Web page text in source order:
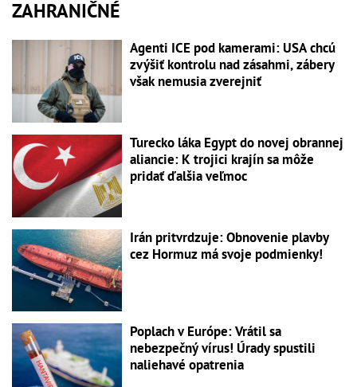
ZAHRANIČNÉ
Agenti ICE pod kamerami: USA chcú
zvýšiť kontrolu nad zásahmi, zábery
však nemusia zverejniť
Turecko láka Egypt do novej obrannej
aliancie: K trojici krajín sa môže
pridať ďalšia veľmoc
Irán pritvrdzuje: Obnovenie plavby
cez Hormuz má svoje podmienky!
Poplach v Európe: Vrátil sa
nebezpečný vírus! Úrady spustili
naliehavé opatrenia